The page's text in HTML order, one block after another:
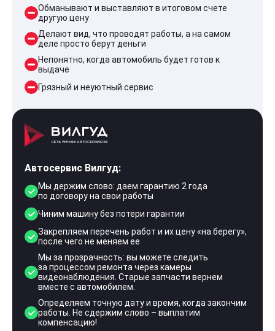
Обманывают и выставляют в итоговом счете
другую цену
Делают вид, что проводят работы, а на самом
деле просто берут деньги
Непонятно, когда автомобиль будет готов к
выдаче
Грязный и неуютный сервис
Автосервис Вилгуд:
Мы держим слово: даем гарантию 2 года
по договору на свои работы
Чиним машину без потери гарантии
Закрепляем перечень работ и их цену «на берегу»,
после чего не меняем ее
Мы за прозрачность: вы можете следить
за процессом ремонта через камеры
видеонаблюдения. Старые запчасти вернем
вместе с автомобилем.
Определяем точную дату и время, когда закончим
работы. Не сдержим слово – выплатим
компенсацию!